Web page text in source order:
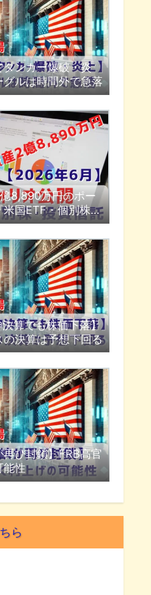
ンカー爆破・炎
ルは時間外で急落
8,890万円のポー
国ETF・個別株・
算でも株価下落】
決算は予想下回る
び封鎖】FRB高官
能性
ら